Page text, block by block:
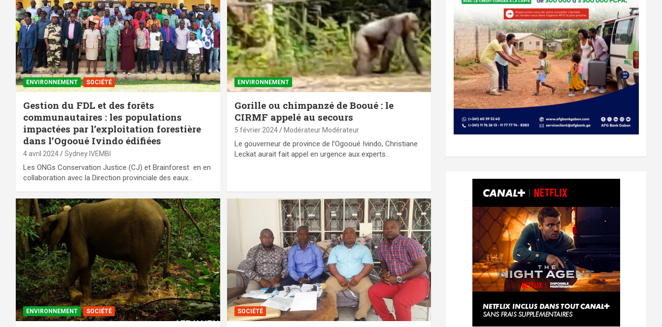
ENVIRONNEMENT SOCIÉTÉ
Gestion du FDL et des forêts
communautaires : les populations
impactées par l’exploitation forestière
dans l’Ogooué Ivindo édifiées
4 avril 2024 Sydney IVEMBI
Les ONGs Conservation Justice (CJ) et Brainforest en en
collaboration avec la Direction provinciale des eaux…
ENVIRONNEMENT
Gorille ou chimpanzé de Booué : le
CIRMF appelé au secours
5 février 2024 Modérateur Modérateur
Le gouverneur de province de l’Ogooué Ivindo, Christiane
Leckat aurait fait appel en urgence aux experts…
ENVIRONNEMENT SOCIÉTÉ SOCIÉTÉ